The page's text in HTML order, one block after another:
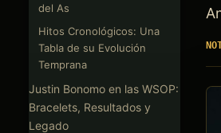
del As
Hitos Cronológicos: Una
Tabla de su Evolución
Temprana
Justin Bonomo en las WSOP:
Bracelets, Resultados y
Legado